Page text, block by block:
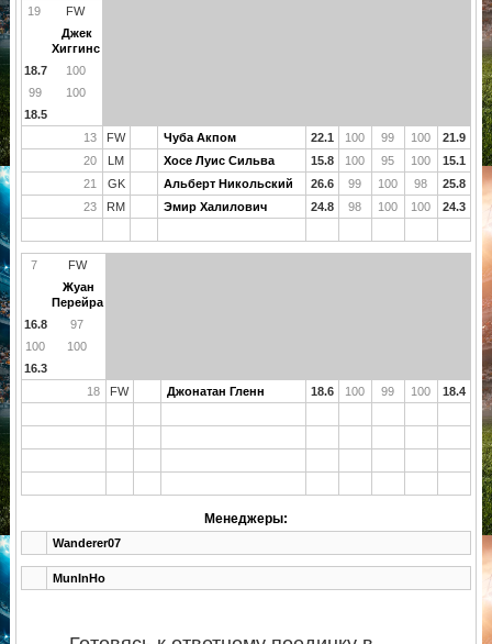
19
FW
Джек
Хиггинс
18.7
100
99
100
18.5
13
FW Чуба Акпом 22.1 100 99 100
21.9
20
LM Хосе Луис Сильва 15.8 100 95 100
15.1
21
GK Альберт Никольский 26.6 99 100 98
25.8
23
RM Эмир Халилович 24.8 98 100 100 24.3
7
FW
Жуан
Перейра
16.8
97
100
100
16.3
18
FW Джонатан Гленн 18.6 100 99 100 18.4
Менеджеры:
Wanderer07
MunInHo